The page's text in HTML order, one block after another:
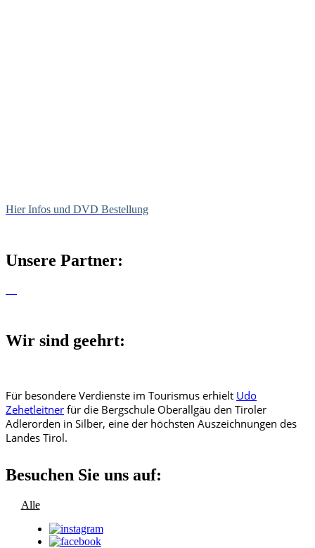
Hier Infos und DVD Bestellung
Unsere Partner:
Wir sind geehrt:
Für besondere Verdienste im Tourismus erhielt Udo
Zehetleitner für die Bergschule Oberallgäu den Tiroler
Adlerorden in Silber, eine der höchsten Auszeichnungen des
Landes Tirol.
Besuchen Sie uns auf:
Alle